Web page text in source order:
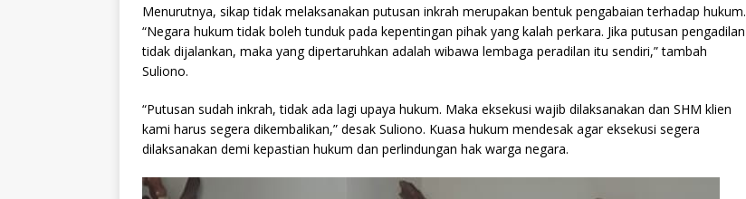
Menurutnya, sikap tidak melaksanakan putusan inkrah merupakan bentuk pengabaian terhadap hukum.
“Negara hukum tidak boleh tunduk pada kepentingan pihak yang kalah perkara. Jika putusan pengadilan
tidak dijalankan, maka yang dipertaruhkan adalah wibawa lembaga peradilan itu sendiri,” tambah
Suliono.
“Putusan sudah inkrah, tidak ada lagi upaya hukum. Maka eksekusi wajib dilaksanakan dan SHM klien
kami harus segera dikembalikan,” desak Suliono. Kuasa hukum mendesak agar eksekusi segera
dilaksanakan demi kepastian hukum dan perlindungan hak warga negara.